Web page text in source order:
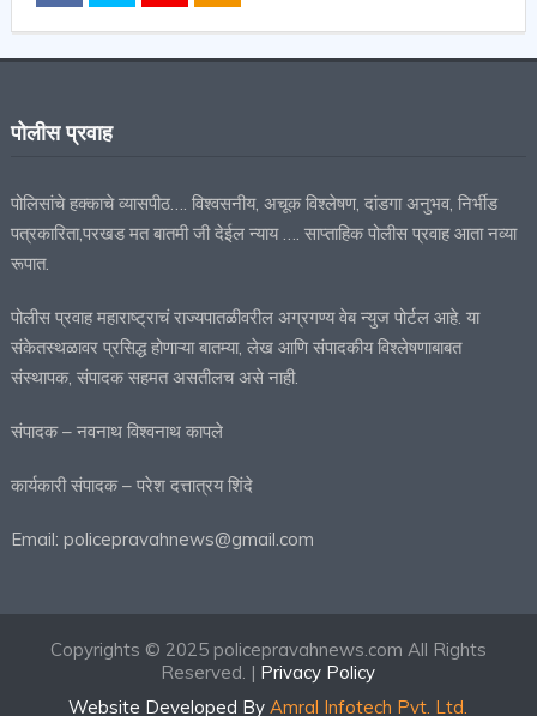
पोलीस प्रवाह
पोलिसांचे हक्काचे व्यासपीठ…. विश्वसनीय, अचूक विश्लेषण, दांडगा अनुभव, निर्भीड
पत्रकारिता,परखड मत बातमी जी देईल न्याय …. साप्ताहिक पोलीस प्रवाह आता नव्या
रूपात.
पोलीस प्रवाह महाराष्ट्राचं राज्यपातळीवरील अग्रगण्य वेब न्युज पोर्टल आहे. या
संकेतस्थळावर प्रसिद्ध होणाऱ्या बातम्या, लेख आणि संपादकीय विश्लेषणाबाबत
संस्थापक, संपादक सहमत असतीलच असे नाही.
संपादक – नवनाथ विश्वनाथ कापले
कार्यकारी संपादक – परेश दत्तात्रय शिंदे
Email: policepravahnews@gmail.com
Copyrights © 2025 policepravahnews.com All Rights
Reserved. | Privacy Policy
Website Developed ByAmral Infotech Pvt. Ltd.